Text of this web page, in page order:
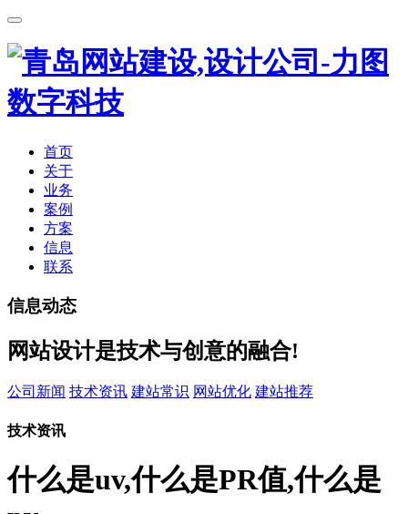
首页
关于
业务
案例
方案
信息
联系
信息动态
网站设计是技术与创意的融合!
公司新闻 技术资讯 建站常识 网站优化 建站推荐
技术资讯
什么是uv,什么是PR值,什么是